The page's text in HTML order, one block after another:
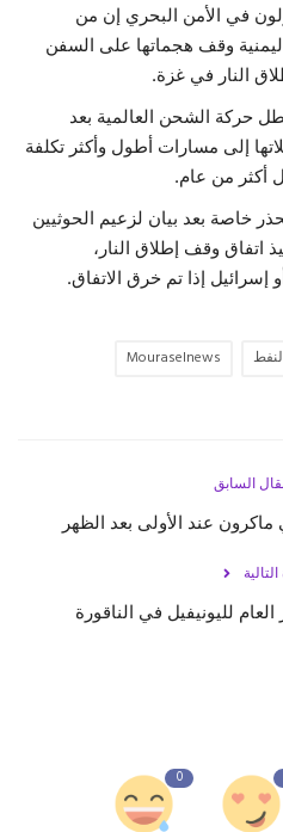
في الأمن البحري إن من
وقف هجماتها على السفن
النار في غزة.
حركة الشحن العالمية بعد
إلى مسارات أطول وأكثر تكلفة
أكثر من عام.
خاصة بعد بيان لزعيم الحوثيين
اتفاق وقف إطلاق النار،
إذا تم خرق الاتفاق.
Mouraselnews
السابق
عند الأولى بعد الظهر
لليونيفيل في الناقورة
0